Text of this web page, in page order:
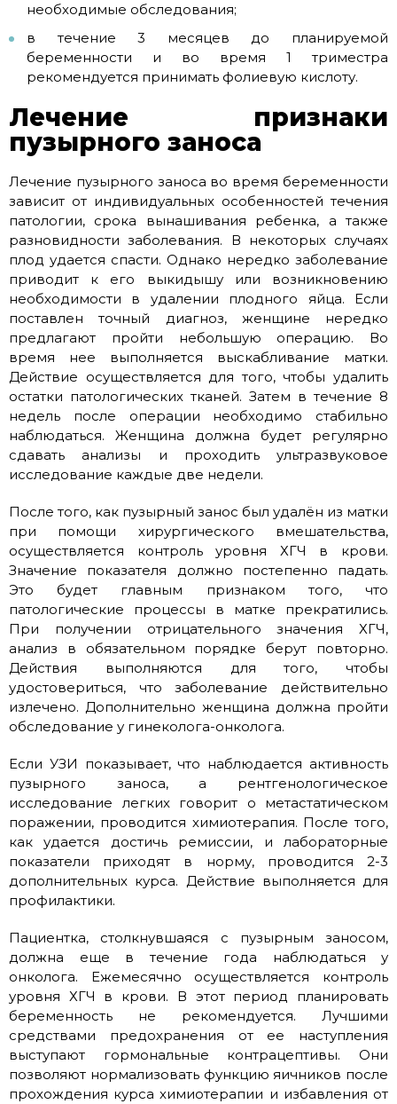
необходимые обследования;
в течение 3 месяцев до планируемой
беременности и во время 1 триместра
рекомендуется принимать фолиевую кислоту.
Лечение признаки
пузырного заноса
Лечение пузырного заноса во время беременности
зависит от индивидуальных особенностей течения
патологии, срока вынашивания ребенка, а также
разновидности заболевания. В некоторых случаях
плод удается спасти. Однако нередко заболевание
приводит к его выкидышу или возникновению
необходимости в удалении плодного яйца. Если
поставлен точный диагноз, женщине нередко
предлагают пройти небольшую операцию. Во
время нее выполняется выскабливание матки.
Действие осуществляется для того, чтобы удалить
остатки патологических тканей. Затем в течение 8
недель после операции необходимо стабильно
наблюдаться. Женщина должна будет регулярно
сдавать анализы и проходить ультразвуковое
исследование каждые две недели.
После того, как пузырный занос был удалён из матки
при помощи хирургического вмешательства,
осуществляется контроль уровня ХГЧ в крови.
Значение показателя должно постепенно падать.
Это будет главным признаком того, что
патологические процессы в матке прекратились.
При получении отрицательного значения ХГЧ,
анализ в обязательном порядке берут повторно.
Действия выполняются для того, чтобы
удостовериться, что заболевание действительно
излечено. Дополнительно женщина должна пройти
обследование у гинеколога-онколога.
Если УЗИ показывает, что наблюдается активность
пузырного заноса, а рентгенологическое
исследование легких говорит о метастатическом
поражении, проводится химиотерапия. После того,
как удается достичь ремиссии, и лабораторные
показатели приходят в норму, проводится 2-3
дополнительных курса. Действие выполняется для
профилактики.
Пациентка, столкнувшаяся с пузырным заносом,
должна еще в течение года наблюдаться у
онколога. Ежемесячно осуществляется контроль
уровня ХГЧ в крови. В этот период планировать
беременность не рекомендуется. Лучшими
средствами предохранения от ее наступления
выступают гормональные контрацептивы. Они
позволяют нормализовать функцию яичников после
прохождения курса химиотерапии и избавления от